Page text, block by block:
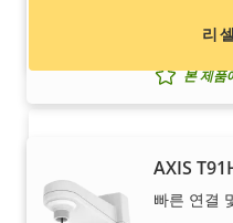
추가
본 제품
AXIS
빠른 연결
리